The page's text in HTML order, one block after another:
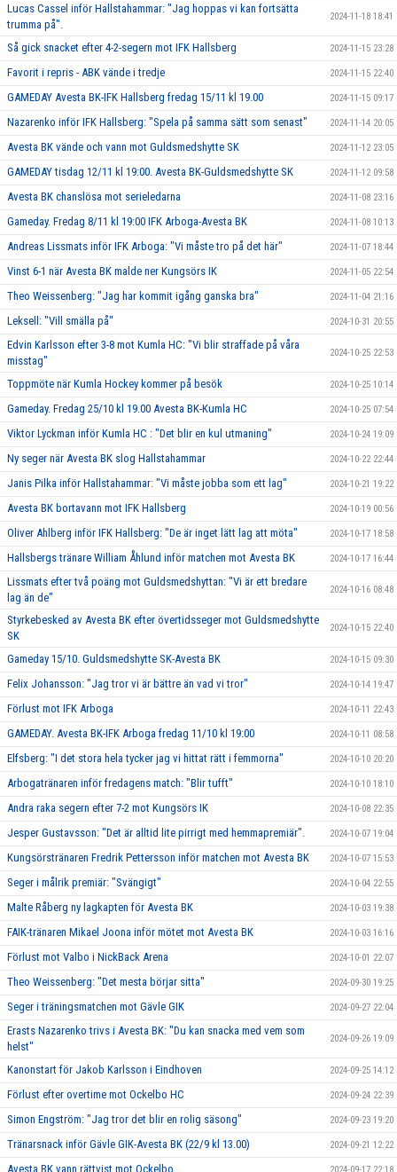
Lucas Cassel inför Hallstahammar: "Jag hoppas vi kan fortsätta
trumma på".
2024-11-18 18:41
Så gick snacket efter 4-2-segern mot IFK Hallsberg 2024-11-15 23:28
Favorit i repris - ABK vände i tredje 2024-11-15 22:40
GAMEDAY Avesta BK-IFK Hallsberg fredag 15/11 kl 19.00 2024-11-15 09:17
Nazarenko inför IFK Hallsberg: "Spela på samma sätt som senast" 2024-11-14 20:05
Avesta BK vände och vann mot Guldsmedshytte SK 2024-11-12 23:05
GAMEDAY tisdag 12/11 kl 19:00. Avesta BK-Guldsmedshytte SK 2024-11-12 09:58
Avesta BK chanslösa mot serieledarna 2024-11-08 23:16
Gameday. Fredag 8/11 kl 19:00 IFK Arboga-Avesta BK 2024-11-08 10:13
Andreas Lissmats inför IFK Arboga: "Vi måste tro på det här" 2024-11-07 18:44
Vinst 6-1 när Avesta BK malde ner Kungsörs IK 2024-11-05 22:54
Theo Weissenberg: "Jag har kommit igång ganska bra" 2024-11-04 21:16
Leksell: "Vill smälla på" 2024-10-31 20:55
Edvin Karlsson efter 3-8 mot Kumla HC: "Vi blir straffade på våra
misstag"
2024-10-25 22:53
Toppmöte när Kumla Hockey kommer på besök 2024-10-25 10:14
Gameday. Fredag 25/10 kl 19.00 Avesta BK-Kumla HC 2024-10-25 07:54
Viktor Lyckman inför Kumla HC : "Det blir en kul utmaning" 2024-10-24 19:09
Ny seger när Avesta BK slog Hallstahammar 2024-10-22 22:44
Janis Pilka inför Hallstahammar: "Vi måste jobba som ett lag" 2024-10-21 19:22
Avesta BK bortavann mot IFK Hallsberg 2024-10-19 00:56
Oliver Ahlberg inför IFK Hallsberg: "De är inget lätt lag att möta" 2024-10-17 18:58
Hallsbergs tränare William Åhlund inför matchen mot Avesta BK 2024-10-17 16:44
Lissmats efter två poäng mot Guldsmedshyttan: "Vi är ett bredare
lag än de"
2024-10-16 08:48
Styrkebesked av Avesta BK efter övertidsseger mot Guldsmedshytte
SK
2024-10-15 22:40
Gameday 15/10. Guldsmedshytte SK-Avesta BK 2024-10-15 09:30
Felix Johansson: "Jag tror vi är bättre än vad vi tror" 2024-10-14 19:47
Förlust mot IFK Arboga 2024-10-11 22:43
GAMEDAY. Avesta BK-IFK Arboga fredag 11/10 kl 19:00 2024-10-11 08:58
Elfsberg: "I det stora hela tycker jag vi hittat rätt i femmorna" 2024-10-10 20:20
Arbogatränaren inför fredagens match: "Blir tufft" 2024-10-10 18:10
Andra raka segern efter 7-2 mot Kungsörs IK 2024-10-08 22:35
Jesper Gustavsson: "Det är alltid lite pirrigt med hemmapremiär". 2024-10-07 19:04
Kungsörstränaren Fredrik Pettersson inför matchen mot Avesta BK 2024-10-07 15:53
Seger i målrik premiär: "Svängigt" 2024-10-04 22:55
Malte Råberg ny lagkapten för Avesta BK 2024-10-03 19:38
FAIK-tränaren Mikael Joona inför mötet mot Avesta BK 2024-10-03 16:16
Förlust mot Valbo i NickBack Arena 2024-10-01 22:07
Theo Weissenberg: "Det mesta börjar sitta" 2024-09-30 19:25
Seger i träningsmatchen mot Gävle GIK 2024-09-27 22:04
Erasts Nazarenko trivs i Avesta BK: "Du kan snacka med vem som
helst"
2024-09-26 19:09
Kanonstart för Jakob Karlsson i Eindhoven 2024-09-25 14:12
Förlust efter overtime mot Ockelbo HC 2024-09-24 22:39
Simon Engström: "Jag tror det blir en rolig säsong" 2024-09-23 19:20
Tränarsnack inför Gävle GIK-Avesta BK (22/9 kl 13.00) 2024-09-21 12:22
Avesta BK vann rättvist mot Ockelbo 2024-09-17 22:18